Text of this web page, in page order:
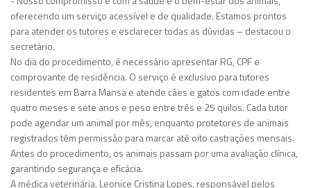
oferecendo um serviço acessível e de qualidade. Estamos prontos
para atender os tutores e esclarecer todas as dúvidas – destacou o
secretário.
No dia do procedimento, é necessário apresentar RG, CPF e
comprovante de residência. O serviço é exclusivo para tutores
residentes em Barra Mansa e atende cães e gatos com idade entre
quatro meses e sete anos e peso entre três e 25 quilos. Cada tutor
pode agendar um animal por mês, enquanto protetores de animais
registrados têm permissão para marcar até oito castrações mensais.
Antes do procedimento, os animais passam por uma avaliação clínica,
garantindo segurança e eficácia.
A médica veterinária, Leonice Cristina Lopes, responsável pelos